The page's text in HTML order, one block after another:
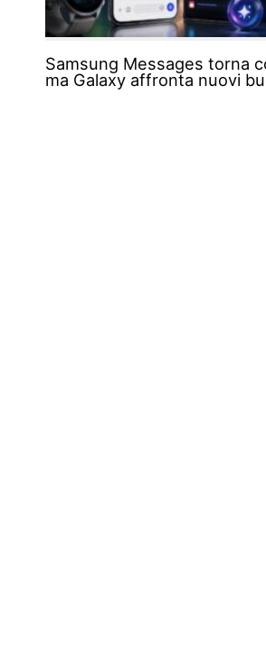
Samsung Messages torna
ma Galaxy affronta nuovi